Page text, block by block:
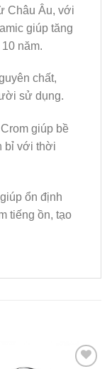
Châu Âu, với
giúp tăng
năm.
chất,
sử dụng.
giúp bề
bỉ với thời
ổn định
tiếng ồn, tạo